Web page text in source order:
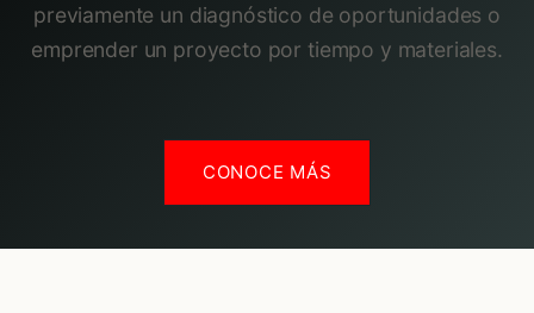
previamente un diagnóstico de oportunidades o
emprender un proyecto por tiempo y materiales.
CONOCE MÁS